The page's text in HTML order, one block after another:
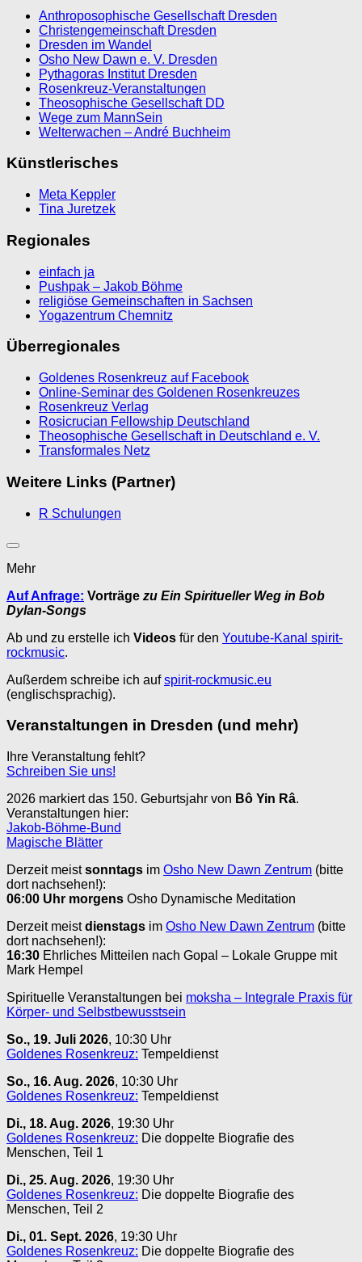
Anthroposophische Gesellschaft Dresden
Christengemeinschaft Dresden
Dresden im Wandel
Osho New Dawn e. V. Dresden
Pythagoras Institut Dresden
Rosenkreuz-Veranstaltungen
Theosophische Gesellschaft DD
Wege zum MannSein
Welterwachen – André Buchheim
Künstlerisches
Meta Keppler
Tina Juretzek
Regionales
einfach ja
Pushpak – Jakob Böhme
religiöse Gemeinschaften in Sachsen
Yogazentrum Chemnitz
Überregionales
Goldenes Rosenkreuz auf Facebook
Online-Seminar des Goldenen Rosenkreuzes
Rosenkreuz Verlag
Rosicrucian Fellowship Deutschland
Theosophische Gesellschaft in Deutschland e. V.
Transformales Netz
Weitere Links (Partner)
R Schulungen
Mehr
Auf Anfrage: Vorträge zu Ein Spiritueller Weg in Bob
Dylan-Songs
Ab und zu erstelle ich Videos für den Youtube-Kanal spirit-
rockmusic.
Außerdem schreibe ich aufspirit-rockmusic.eu
(englischsprachig).
Veranstaltungen in Dresden (und mehr)
Ihre Veranstaltung fehlt?
Schreiben Sie uns!
2026 markiert das 150. Geburtsjahr von Bô Yin Râ.
Veranstaltungen hier:
Jakob-Böhme-Bund
Magische Blätter
Derzeit meistsonntags im Osho New Dawn Zentrum (bitte
dort nachsehen!):
06:00 Uhr morgens Osho Dynamische Meditation
Derzeit meistdienstags im Osho New Dawn Zentrum (bitte
dort nachsehen!):
16:30 Ehrliches Mitteilen nach Gopal – Lokale Gruppe mit
Mark Hempel
Spirituelle Veranstaltungen bei moksha – Integrale Praxis für
Körper- und Selbstbewusstsein
So., 19. Juli 2026, 10:30 Uhr
Goldenes Rosenkreuz: Tempeldienst
So., 16. Aug. 2026, 10:30 Uhr
Goldenes Rosenkreuz: Tempeldienst
Di., 18. Aug. 2026, 19:30 Uhr
Goldenes Rosenkreuz: Die doppelte Biografie des
Menschen, Teil 1
Di., 25. Aug. 2026, 19:30 Uhr
Goldenes Rosenkreuz: Die doppelte Biografie des
Menschen, Teil 2
Di., 01. Sept. 2026, 19:30 Uhr
Goldenes Rosenkreuz: Die doppelte Biografie des